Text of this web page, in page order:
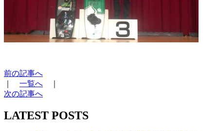
前の記事へ
一覧へ
次の記事へ
LATEST POSTS